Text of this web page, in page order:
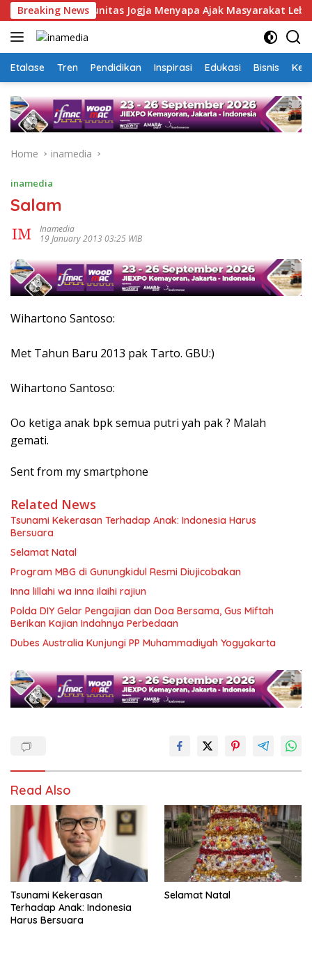
Skip
to
content
Breaking News
Komunitas Jogja Menyapa Ajak Masyarakat Lebih
Etalase Tren Pendidikan Inspirasi Edukasi Bisnis
Home inamedia
inamedia
Salam
Inamedia
19 January 2013 03:25 WIB
Wihartono Santoso:
Met Tahun Baru 2013 pak Tarto. GBU:)
Wihartono Santoso:
Oo ketiga anak bpk semua putri yah pak ? Malah
gemati.
Sent from my smartphone
Related News
Tsunami Kekerasan Terhadap Anak: Indonesia Harus
Bersuara
Selamat Natal
Program MBG di Gunungkidul Resmi Diujicobakan
Inna lillahi wa inna ilaihi rajiun
Polda DIY Gelar Pengajian dan Doa Bersama, Gus Miftah
Berikan Kajian Indahnya Perbedaan
Dubes Australia Kunjungi PP Muhammadiyah Yogyakarta
Read Also
Tsunami Kekerasan
Terhadap Anak: Indonesia
Harus Bersuara
Selamat Natal